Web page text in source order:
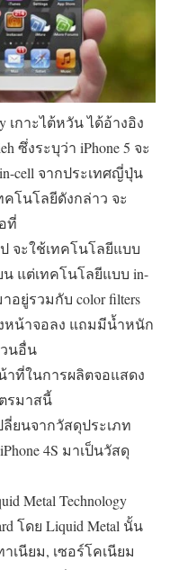
เกาะไต้หวัน ได้อ้างอิง
ซึ่งระบุว่า iPhone 5 จะ
cell จากประเทศญี่ปุ่น
โนโลยีดังกล่าว จะ
ที่
จะใช้เทคโนโลยีแบบ
น แต่เทคโนโลยีแบบ in-
อยู่รวมกับ color filters
หน้าจอลง แถมมีน้ำหนัก
นอื่น
าที่ในการผลิตจอแสดง
รมาสนี้
ลี่ยนจากวัสดุประเภท
4S มาเป็นวัสดุ
Metal Technology
โดย Liquid Metal นั้น
เนียม, เซอร์โคเนียม